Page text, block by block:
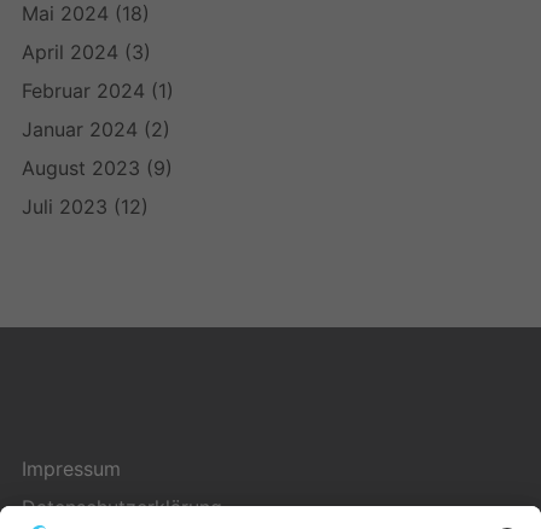
Mai 2024 (18)
April 2024 (3)
Februar 2024 (1)
Januar 2024 (2)
August 2023 (9)
Juli 2023 (12)
Impressum
Datenschutzerklärung